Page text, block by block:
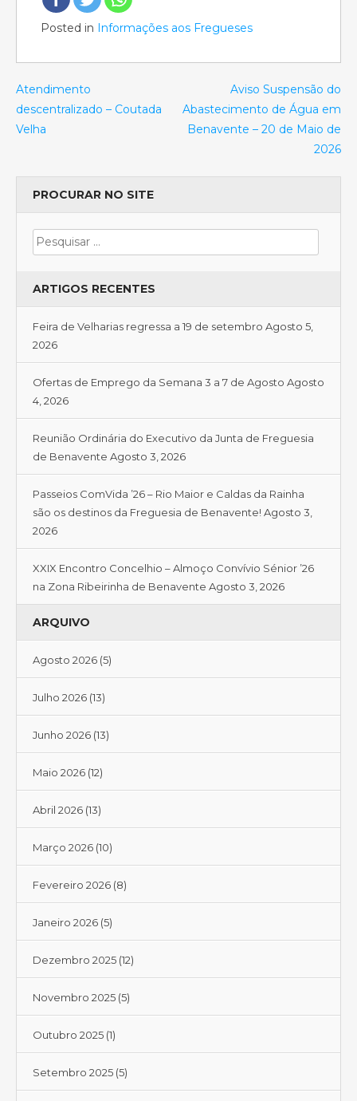
Posted in Informações aos Fregueses
Atendimento
descentralizado – Coutada
Velha
Aviso Suspensão do
Abastecimento de Água em
Benavente – 20 de Maio de
2026
PROCURAR NO SITE
ARTIGOS RECENTES
Feira de Velharias regressa a 19 de setembro Agosto 5,
2026
Ofertas de Emprego da Semana 3 a 7 de Agosto Agosto
4, 2026
Reunião Ordinária do Executivo da Junta de Freguesia
de Benavente Agosto 3, 2026
Passeios ComVida ’26 – Rio Maior e Caldas da Rainha
são os destinos da Freguesia de Benavente! Agosto 3,
2026
XXIX Encontro Concelhio – Almoço Convívio Sénior ’26
na Zona Ribeirinha de Benavente Agosto 3, 2026
ARQUIVO
Agosto 2026 (5)
Julho 2026 (13)
Junho 2026 (13)
Maio 2026 (12)
Abril 2026 (13)
Março 2026 (10)
Fevereiro 2026 (8)
Janeiro 2026 (5)
Dezembro 2025 (12)
Novembro 2025 (5)
Outubro 2025 (1)
Setembro 2025 (5)